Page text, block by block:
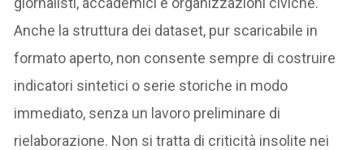
Anche la struttura dei dataset, pur scaricabile in
formato aperto, non consente sempre di costruire
indicatori sintetici o serie storiche in modo
immediato, senza un lavoro preliminare di
rielaborazione. Non si tratta di criticità insolite nei